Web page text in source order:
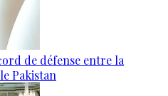
de défense entre la
Pakistan